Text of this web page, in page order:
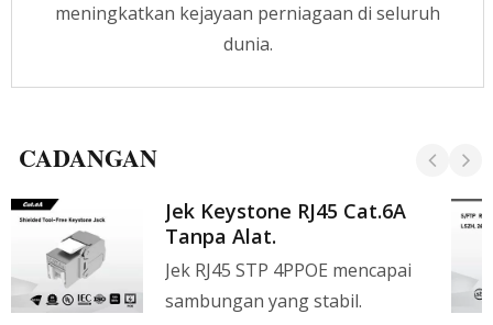
meningkatkan kejayaan perniagaan di seluruh
dunia.
CADANGAN
Jek Keystone RJ45 Cat.6A
Tanpa Alat.
Jek RJ45 STP 4PPOE mencapai
sambungan yang stabil.